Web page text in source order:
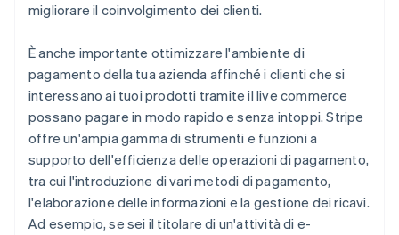
migliorare il coinvolgimento dei clienti.
È anche importante ottimizzare l'ambiente di
pagamento della tua azienda affinché i clienti che si
interessano ai tuoi prodotti tramite il live commerce
possano pagare in modo rapido e senza intoppi. Stripe
offre un'ampia gamma di strumenti e funzioni a
supporto dell'efficienza delle operazioni di pagamento,
tra cui l'introduzione di vari metodi di pagamento,
l'elaborazione delle informazioni e la gestione dei ricavi.
Ad esempio, se sei il titolare di un'attività di e-